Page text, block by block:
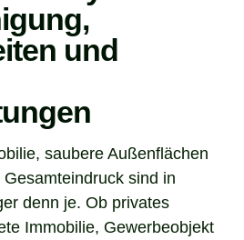
und
saubere Außenflächen
sind in
denn je. Ob privates
Immobilie, Gewerbeobjekt